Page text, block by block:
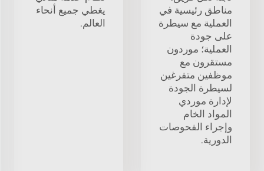
مناطق رئيسية في
العملية مع سيطرة
على جودة
العملية؛ موردون
مستقرون مع
موظفين متفرغين
لسيطرة الجودة
لإدارة موردي
المواد الخام
وإجراء الفحوصات
الدورية.
يغطي جميع أنحاء
العالم.